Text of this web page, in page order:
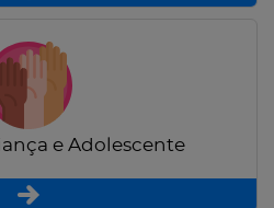
e Adolescente